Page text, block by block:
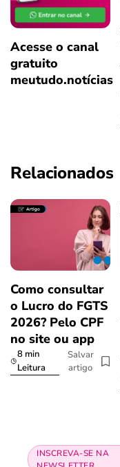
Acesse o canal
gratuito
meutudo.notícias
Relacionados
Como consultar
o Lucro do FGTS
2026? Pelo CPF
no site ou app
8 min
Leitura
Salvar
artigo
INSCREVA-SE NA